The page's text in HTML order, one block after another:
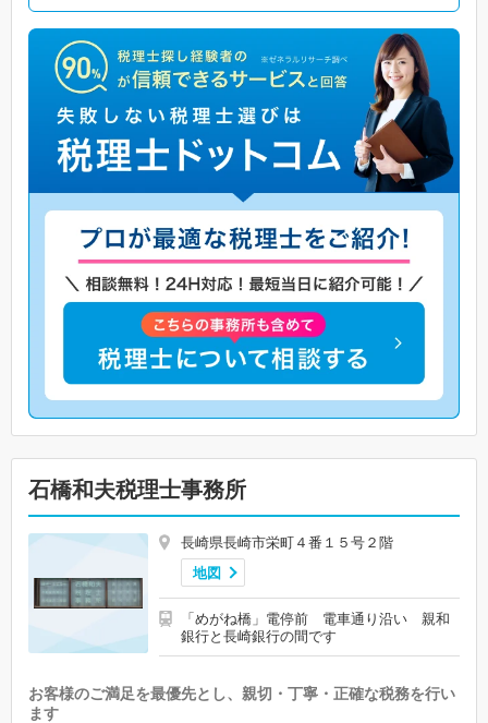
石橋和夫税理士事務所
長崎県長崎市栄町４番１５号２階
地図
「めがね橋」電停前 電車通り沿い 親和
銀行と長崎銀行の間です
お客様のご満足を最優先とし、親切・丁寧・正確な税務を行い
ます